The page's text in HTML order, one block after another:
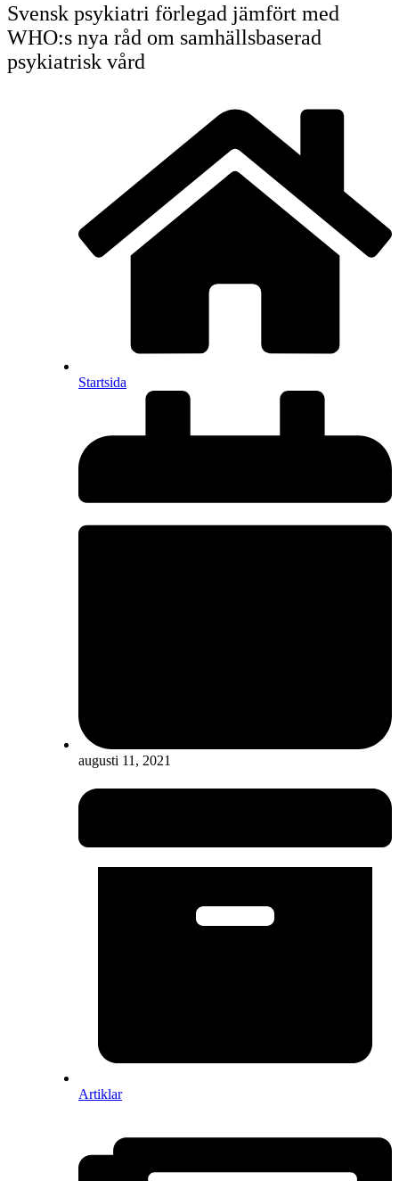
Svensk psykiatri förlegad jämfört med
WHO:s nya råd om samhällsbaserad
psykiatrisk vård
Startsida
augusti 11, 2021
Artiklar